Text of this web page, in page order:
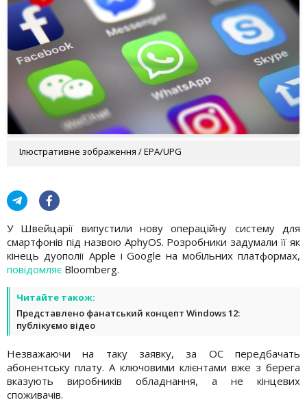
Ілюстративне зображення / EPA/UPG
У Швейцарії випустили нову операційну систему для
смартфонів під назвою AphyOS. Розробники задумали її як
кінець дуополії Apple і Google на мобільних платформах,
повідомляє Bloomberg.
Читайте також:
Представлено фанатський концепт Windows 12:
публікуємо відео
Незважаючи на таку заявку, за ОС передбачать
абонентську плату. А ключовими клієнтами вже з берега
вказують виробників обладнання, а не кінцевих
споживачів.